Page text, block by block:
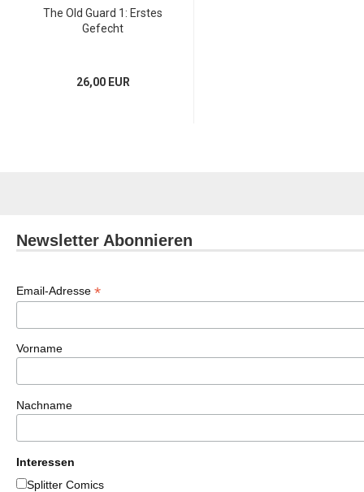
The Old Guard 1: Erstes
Gefecht
26,00 EUR
Newsletter Abonnieren
Email-Adresse *
Vorname
Nachname
Interessen
Splitter Comics